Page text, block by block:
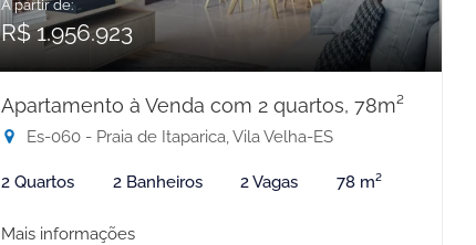
A partir de:
R$ 1.956.923
Apartamento à Venda com 2 quartos, 78m²
Es-060 - Praia de Itaparica, Vila Velha-ES
2 Quartos 2 Banheiros 2 Vagas 78 m²
Mais informações